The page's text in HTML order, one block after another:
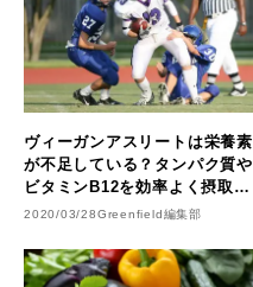
ヴィーガンアスリートは栄養素
が不足している？タンパク質や
ビタミンB12を効率よく摂取で
きるサプリをご紹介
2020/03/28Greenfield編集部